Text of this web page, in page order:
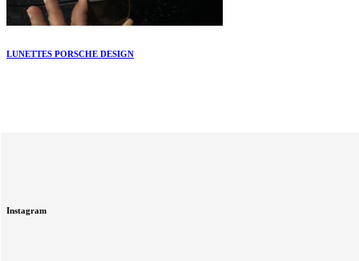
LUNETTES PORSCHE DESIGN
Instagram